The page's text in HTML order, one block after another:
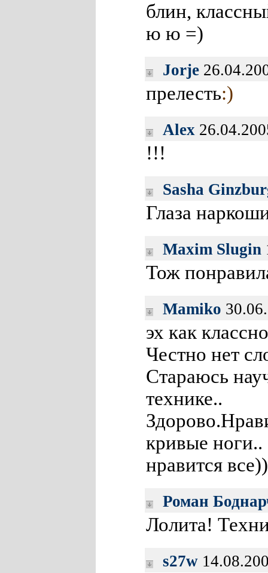
блин,
ю ю =)
Jorje
прелесть:)
Alex
!!!
Sasha
Глаза
Maxim Slugin
Тож
Mamiko
эх как
Честно нет
Стараюсь
технике..
кривые ноги..
нравится все))
Роман
Лолита!
s27w